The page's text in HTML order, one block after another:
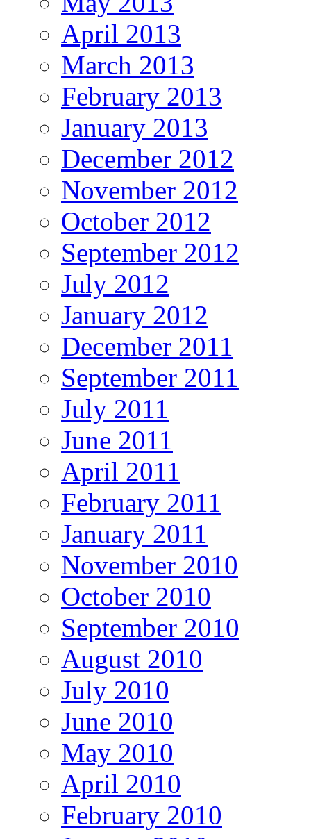
April 2013
March 2013
February 2013
January 2013
December 2012
November 2012
October 2012
September 2012
July 2012
January 2012
December 2011
September 2011
July 2011
June 2011
April 2011
February 2011
January 2011
November 2010
October 2010
September 2010
August 2010
July 2010
June 2010
May 2010
April 2010
February 2010